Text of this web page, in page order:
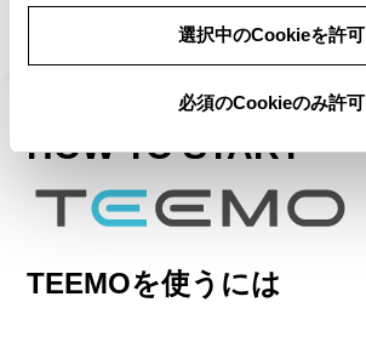
選択中のCookieを許可
必須のCookieのみ許可
HOW TO START
TEEMOを使うには